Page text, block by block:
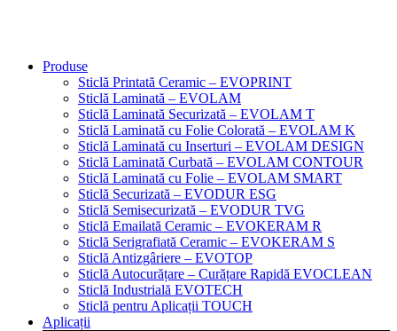
Produse
Sticlă Printată Ceramic – EVOPRINT
Sticlă Laminată – EVOLAM
Sticlă Laminată Securizată – EVOLAM T
Sticlă Laminată cu Folie Colorată – EVOLAM K
Sticlă Laminată cu Inserturi – EVOLAM DESIGN
Sticlă Laminată Curbată – EVOLAM CONTOUR
Sticlă Laminată cu Folie – EVOLAM SMART
Sticlă Securizată – EVODUR ESG
Sticlă Semisecurizată – EVODUR TVG
Sticlă Emailată Ceramic – EVOKERAM R
Sticlă Serigrafiată Ceramic – EVOKERAM S
Sticlă Antizgâriere – EVOTOP
Sticlă Autocurățare – Curățare Rapidă EVOCLEAN
Sticlă Industrială EVOTECH
Sticlă pentru Aplicații TOUCH
Aplicații